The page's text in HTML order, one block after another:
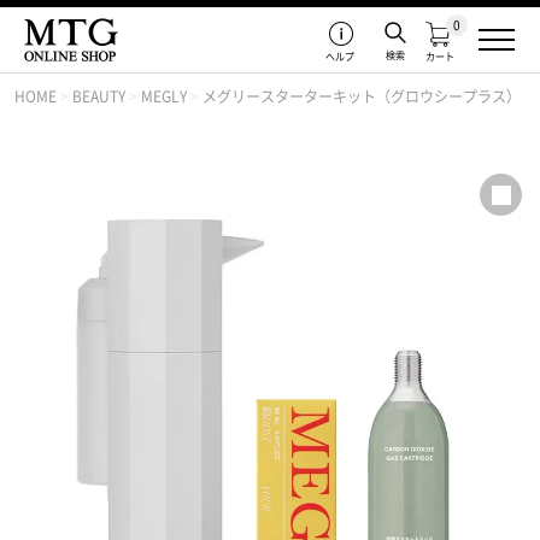
カート
0
検索
ヘルプ
HOME > BEAUTY > MEGLY > メグリースターターキット（グロウシープラス）